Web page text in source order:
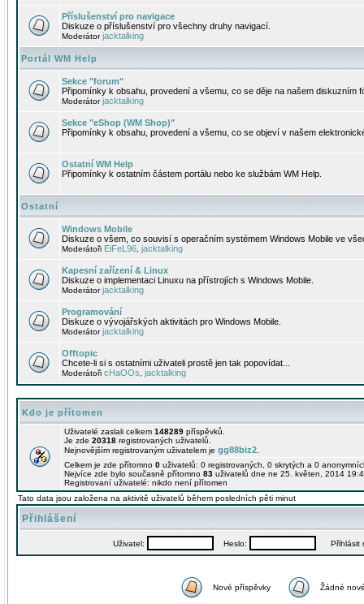
Příslušenství pro navigace
Diskuze o příslušenství pro všechny druhy navigací.
Moderátorjacktalking
Portál WM Help
Sekce "forum"
Připomínky k obsahu, provedení a všemu, co se děje na našem diskuzním
Moderátorjacktalking
Sekce "eShop (WM Shop)"
Připomínky k obsahu, provedení a všemu, co se objeví v našem
Ostatní WM Help
Připomínky k ostatním částem portálu nebo ke službám WM Help.
Ostatní
Windows Mobile
Diskuze o všem, co souvisí s operačním systémem Windows Mobile ve
Moderátoři EiFeL96 jacktalking
Kapesní zařízení & Linux
Diskuze o implementaci Linuxu na přístrojích s Windows Mobile.
Moderátorjacktalking
Programování
Diskuze o vývojářských aktivitách pro Windows Mobile.
Moderátorjacktalking
Offtopic
Chcete-li si s ostatními uživateli prostě jen tak popovídat...
Moderátoři cHaOOs jacktalking
Kdo je přítomen
Uživatelé zaslali celkem 148289 příspěvků.
Je zde 20318 registrovaných uživatelů.
Nejnovějším registrovaným uživatelem je gg88biz2
Celkem je zde přítomno 0 uživatelů: 0 registrovaných, 0 skrytých a 0
Nejvíce zde bylo současně přítomno 83 uživatelů dne ne 25. květen, 2014
Registrovaní uživatelé: nikdo není přítomen
Tato data jsou založena na aktivitě uživatelů během posledních pěti minut
Přihlášení
Uživatel: Heslo: Přihlásit
Nové příspěvky Žádné